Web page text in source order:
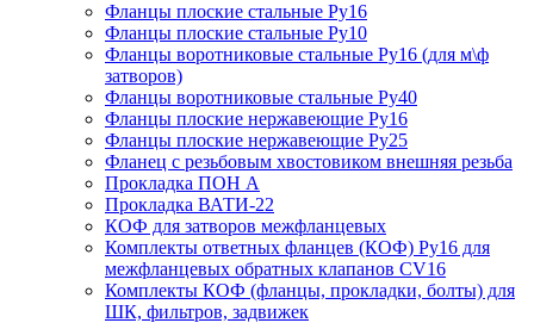
Фланцы плоские стальные Ру16
Фланцы плоские стальные Ру10
Фланцы воротниковые стальные Ру16 (для м\ф
затворов)
Фланцы воротниковые стальные Ру40
Фланцы плоские нержавеющие Ру16
Фланцы плоские нержавеющие Ру25
Фланец с резьбовым хвостовиком внешняя резьба
Прокладка ПОН А
Прокладка ВАТИ-22
КОФ для затворов межфланцевых
Комплекты ответных фланцев (КОФ) Ру16 для
межфланцевых обратных клапанов CV16
Комплекты КОФ (фланцы, прокладки, болты) для
ШК, фильтров, задвижек